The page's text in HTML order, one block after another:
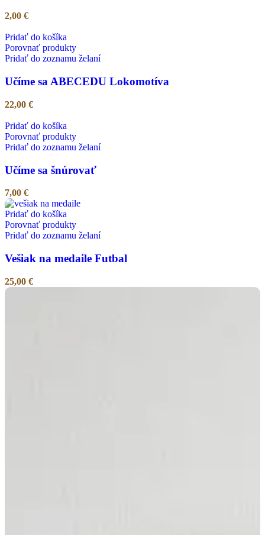
2,00 €
Pridať do košíka
Porovnať produkty
Pridať do zoznamu želaní
Učíme sa ABECEDU Lokomotíva
22,00 €
Pridať do košíka
Porovnať produkty
Pridať do zoznamu želaní
Učíme sa šnúrovať
7,00 €
Pridať do košíka
Porovnať produkty
Pridať do zoznamu želaní
Vešiak na medaile Futbal
25,00 €